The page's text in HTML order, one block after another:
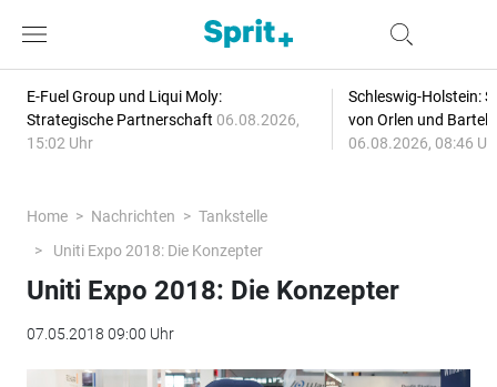
E-Fuel Group und Liqui Moly:
Strategische Partnerschaft 06.08.2026,
15:02 Uhr
Schleswig-Holstein:
von Orlen und
06.08.2026, 08:46
Home Nachrichten
Tankstelle
Uniti Expo 2018: Die Konzepter
Uniti Expo 2018: Die Konzepter
07.05.2018 09:00 Uhr